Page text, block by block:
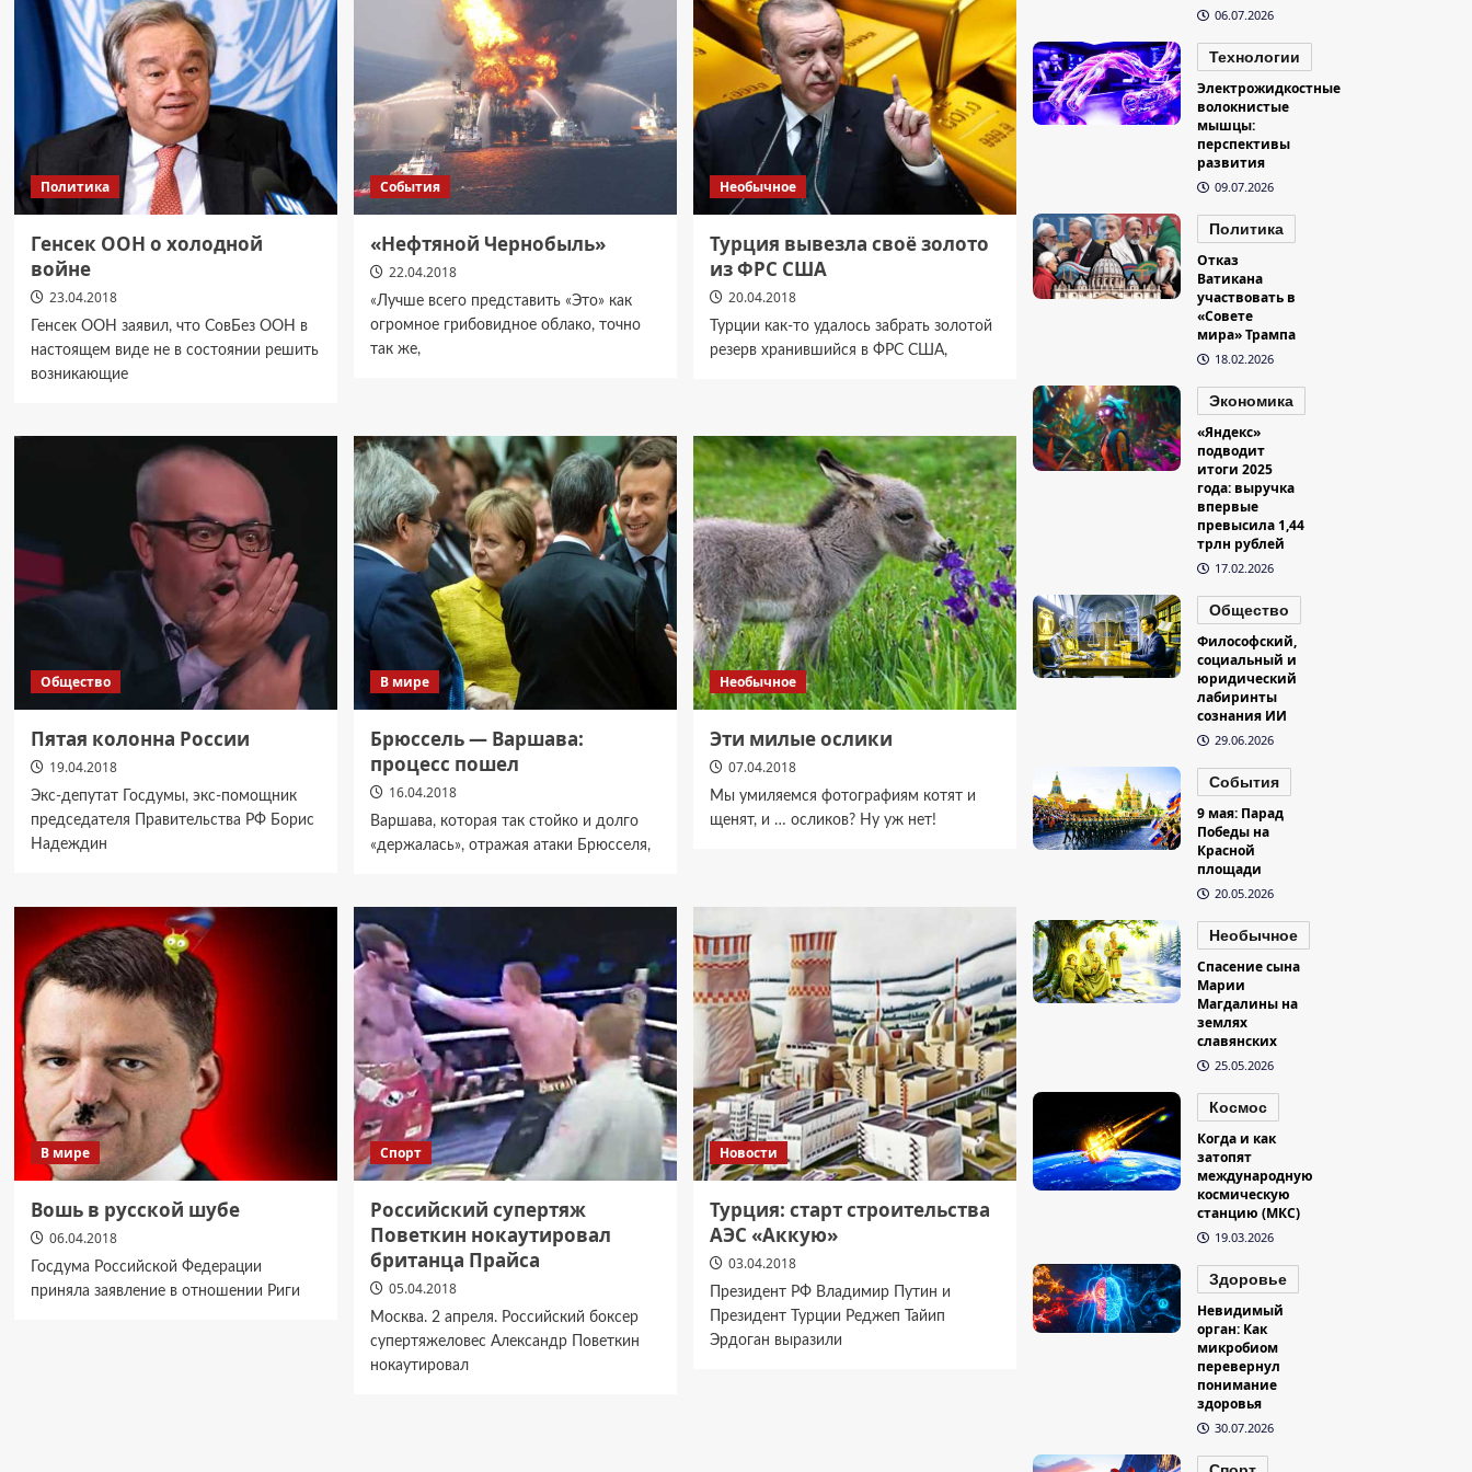
Политика
Генсек ООН о холодной
войне
23.04.2018
Генсек ООН заявил, что СовБез ООН в
настоящем виде не в состоянии решить
возникающие
События
«Нефтяной Чернобыль»
22.04.2018
«Лучше всего представить «Это» как
огромное грибовидное облако, точно
так же,
Необычное
Турция вывезла своё золото
из ФРС США
20.04.2018
Турции как-то удалось забрать золотой
резерв хранившийся в ФРС США,
Общество
Пятая колонна России
19.04.2018
Экс-депутат Госдумы, экс-помощник
председателя Правительства РФ Борис
Надеждин
В мире
Брюссель — Варшава:
процесс пошел
16.04.2018
Варшава, которая так стойко и долго
«держалась», отражая атаки Брюсселя,
Необычное
Эти милые ослики
07.04.2018
Мы умиляемся фотографиям котят и
щенят, и … осликов? Ну уж нет!
В мире
Вошь в русской шубе
06.04.2018
Госдума Российской Федерации
приняла заявление в отношении Риги
Спорт
Российский супертяж
Поветкин нокаутировал
британца Прайса
05.04.2018
Москва. 2 апреля. Российский боксер
супертяжеловес Александр Поветкин
нокаутировал
Новости
Турция: старт строительства
АЭС «Аккую»
03.04.2018
Президент РФ Владимир Путин и
Президент Турции Реджеп Тайип
Эрдоган выразили
06.07.2026
Технологии
Электрожидкостные
волокнистые
мышцы:
перспективы
развития
09.07.2026
Политика
Отказ
Ватикана
участвовать в
«Совете
мира» Трампа
18.02.2026
Экономика
«Яндекс»
подводит
итоги 2025
года: выручка
впервые
превысила 1,44
трлн рублей
17.02.2026
Общество
Философский,
социальный и
юридический
лабиринты
сознания ИИ
29.06.2026
События
9 мая: Парад
Победы на
Красной
площади
20.05.2026
Необычное
Спасение сына
Марии
Магдалины на
землях
славянских
25.05.2026
Космос
Когда и как
затопят
международную
космическую
станцию (МКС)
19.03.2026
Здоровье
Невидимый
орган: Как
микробиом
перевернул
понимание
здоровья
30.07.2026